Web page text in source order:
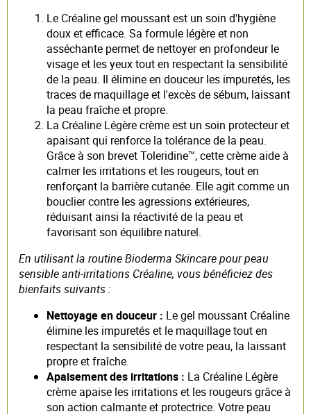
Le Créaline gel moussant est un soin d'hygiène
doux et efficace. Sa formule légère et non
asséchante permet de nettoyer en profondeur le
visage et les yeux tout en respectant la sensibilité
de la peau. Il élimine en douceur les impuretés, les
traces de maquillage et l'excès de sébum, laissant
la peau fraîche et propre.
La Créaline Légère crème est un soin protecteur et
apaisant qui renforce la tolérance de la peau.
Grâce à son brevet Toleridine™, cette crème aide à
calmer les irritations et les rougeurs, tout en
renforçant la barrière cutanée. Elle agit comme un
bouclier contre les agressions extérieures,
réduisant ainsi la réactivité de la peau et
favorisant son équilibre naturel.
En utilisant la routine Bioderma Skincare pour peau
sensible anti-irritations Créaline, vous bénéficiez des
bienfaits suivants :
Nettoyage en douceur : Le gel moussant Créaline
élimine les impuretés et le maquillage tout en
respectant la sensibilité de votre peau, la laissant
propre et fraîche.
Apaisement des irritations : La Créaline Légère
crème apaise les irritations et les rougeurs grâce à
son action calmante et protectrice. Votre peau